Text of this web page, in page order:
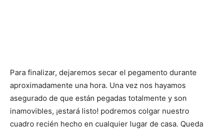
Para finalizar, dejaremos secar el pegamento durante
aproximadamente una hora. Una vez nos hayamos
asegurado de que están pegadas totalmente y son
inamovibles, ¡estará listo! podremos colgar nuestro
cuadro recién hecho en cualquier lugar de casa. Queda